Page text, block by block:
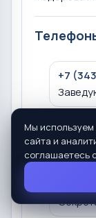
+7
+7
+7
Мы используем
сайта и
соглашаетесь с